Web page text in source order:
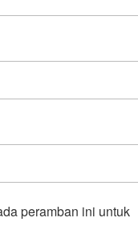
peramban ini untuk